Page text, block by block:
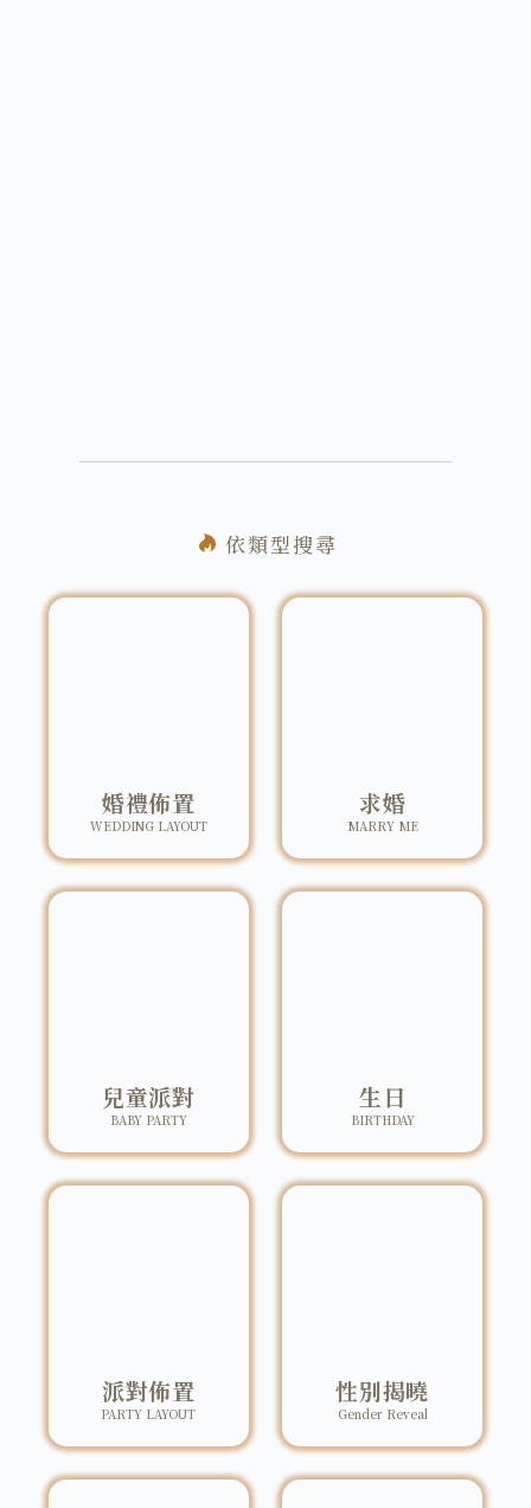
依類型搜尋
婚禮佈置
WEDDING LAYOUT
求婚
MARRY ME
兒童派對
BABY PARTY
生日
BIRTHDAY
派對佈置
PARTY LAYOUT
性別揭曉
Gender Reveal